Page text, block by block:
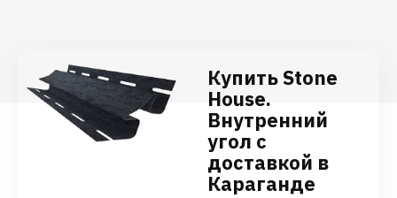
Купить Stone
House.
Внутренний
угол с
доставкой в
Караганде